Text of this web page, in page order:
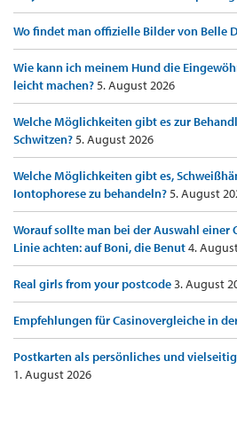
Wo findet man offizielle Bilder von Belle
Wie kann ich meinem Hund die
leicht machen?5. August 2026
Welche Möglichkeiten gibt es zur
Schwitzen?5. August 2026
Welche Möglichkeiten gibt es,
Iontophorese zu behandeln?5. August
Worauf sollte man bei der Auswahl
Linie achten: auf Boni, die Benut4.
Real girls from your postcode3. August
Empfehlungen für Casinovergleiche in
Postkarten als persönliches und
1. August 2026